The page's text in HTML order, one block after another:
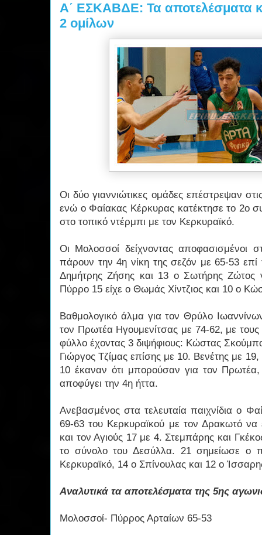
Α΄ ΕΣΚΑΒΔΕ: Τα αποτελέσματα
2 ομίλων
Οι δύο γιαννιώτικες ομάδες επέστρεψαν
ενώ ο Φαίακας Κέρκυρας κατέκτησε το 2ο
στο τοπικό ντέρμπι με τον Κερκυραϊκό.
Οι Μολοσσοί δείχνοντας αποφασισμένοι
πάρουν την 4η νίκη της σεζόν με 65-53
Δημήτρης Ζήσης και 13 ο Σωτήρης Ζώτος
Πύρρο 15 είχε ο Θωμάς Χίντζιος και 10 ο
Βαθμολογικό άλμα για τον Θρύλο
τον Πρωτέα Ηγουμενίτσας με 74-62, με τους
φύλλο έχοντας 3 διψήφιους: Κώστας
Γιώργος Τζίμας επίσης με 10. Βενέτης με
10 έκαναν ότι μπορούσαν για τον
αποφύγει την 4η ήττα.
Ανεβασμένος στα τελευταία παιχνίδια ο
69-63 του Κερκυραϊκού με τον Δρακωτό να
και τον Αγιούς 17 με 4. Στεμπάρης και
το σύνολο του Δεσύλλα. 21 σημείωσε ο
Κερκυραϊκό, 14 ο Σπίνουλας και 12 ο
Αναλυτικά τα αποτελέσματα της 5ης
Μολοσσοί- Πύρρος Αρταίων 65-53